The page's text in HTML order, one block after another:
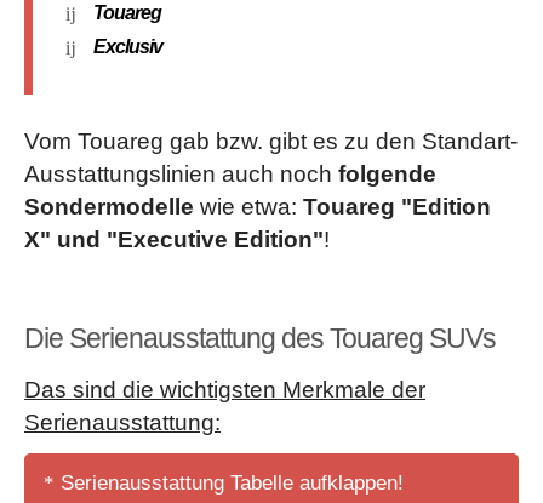
Touareg
Exclusiv
Vom Touareg gab bzw. gibt es zu den Standart-
Ausstattungslinien auch noch folgende
Sondermodelle wie etwa: Touareg "Edition
X" und "Executive Edition"!
Die Serienausstattung des Touareg SUVs
Das sind die wichtigsten Merkmale der
Serienausstattung:
Serienausstattung Tabelle aufklappen!